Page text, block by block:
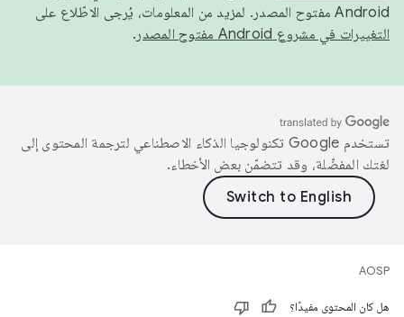
Android مفتوح المصدر. لمزيد من المعلومات، يُرجى الاطّلاع على
التغييرات في مشروع Android مفتوح المصدر
.
تستخدم Google تكنولوجيا الذكاء الاصطناعي لترجمة المحتوى إلى
لغتك المفضّلة، وقد تتضمّن بعض الأخطاء.
AOSP
هل كان المحتوى مفيدًا؟